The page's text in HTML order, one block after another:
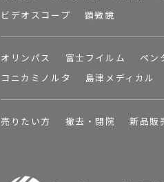
ビデオスコープ
顕微鏡
オリンパス 富士フイルム ペン
コニカミノルタ
島津メディカル
売りたい方 撤去・閉院 新品販